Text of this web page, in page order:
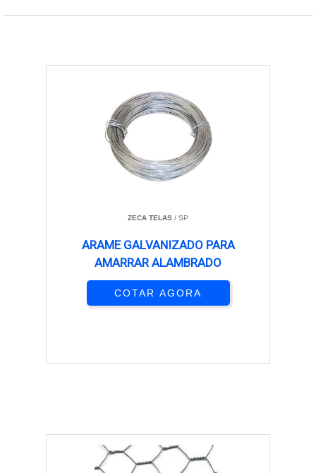
ZECA TELAS / SP
ARAME GALVANIZADO PARA
AMARRAR ALAMBRADO
COTAR AGORA